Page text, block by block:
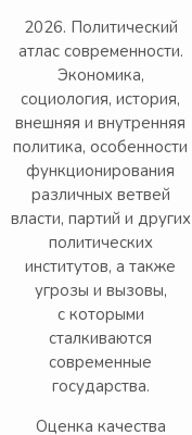
2026. Политический
атлас современности.
Экономика,
социология, история,
внешняя и внутренняя
политика, особенности
функционирования
различных ветвей
власти, партий и других
политических
институтов, а также
угрозы и вызовы,
с которыми
сталкиваются
современные
государства.
Оценка качества